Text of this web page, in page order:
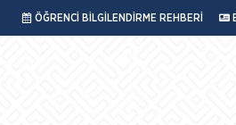
ÖĞRENCİ BİLGİLENDİRME REHBERİ